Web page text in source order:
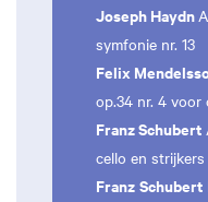
Joseph Haydn
symfonie nr. 13
Felix
op.34 nr. 4 voor
Franz Schubert
cello en strijkers
FranzSchubert